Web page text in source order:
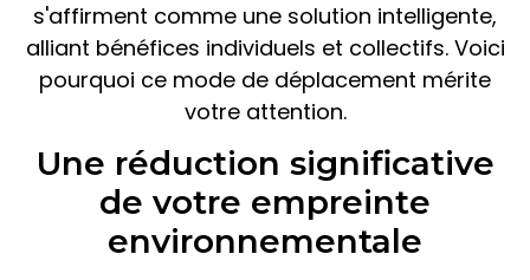
s'affirment comme une solution intelligente,
alliant bénéfices individuels et collectifs. Voici
pourquoi ce mode de déplacement mérite
votre attention.
Une réduction significative
de votre empreinte
environnementale